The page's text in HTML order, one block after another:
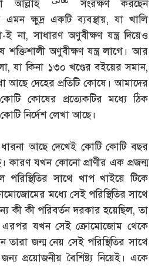
আল্লাহ
সংরক্ষণ করছেন
ক্ষুদ্র একটি ব্যবস্থায়, যা খালি
না, সাধারণ অণুবীক্ষণ যন্ত্র দিয়েও
শক্তিশালী অণুবীক্ষণ যন্ত্র লাগে। আর
যা কিনা ১৩০ খণ্ডের বইয়ের সমান,
আছে দেহের প্রতিটি কোষে। আমাদের
কোষের প্রত্যেকটির মধ্যে ঠিক
নির্দেশ লেখা আছে।
আছে দেখেই কোটি কোটি বছর
কারণ যখন কোনো প্রাণীর এক প্রজন্ম
পরিস্থিতির সাথে খাপ খাইয়ে টিকে
মধ্যে সেই পরিস্থিতির সাথে
কী কী পরিবর্তন দরকার হয়েছিল, তা
এরপর যখন সেই ক্রোমোজোম থেকে
তারা জন্ম নেয় সেই পরিস্থিতির সাথে
প্রয়োজনীয় বৈশিষ্ট্য নিয়েই। একে